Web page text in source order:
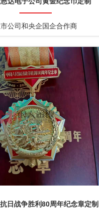
公司和央企国企合作商
日战争胜利80周年纪念章定制